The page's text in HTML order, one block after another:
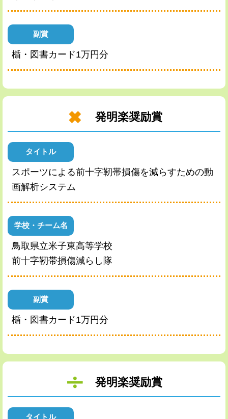
副賞
楯・図書カード1万円分
発明楽奨励賞
タイトル
スポーツによる前十字靭帯損傷を減らすための動
画解析システム
学校・チーム名
鳥取県立米子東高等学校
前十字靭帯損傷減らし隊
副賞
楯・図書カード1万円分
発明楽奨励賞
タイトル